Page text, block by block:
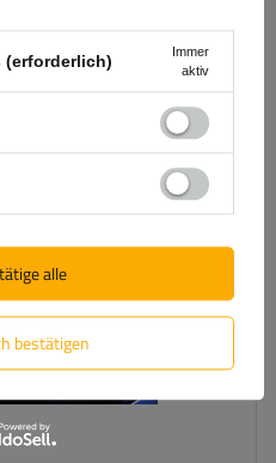
(erforderlich)
Immer
aktiv
bestätigen
alle